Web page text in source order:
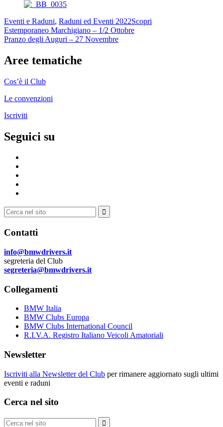
Eventi e Raduni, Raduni ed Eventi 2022Scopri
Navigazione
articoli
Estemporaneo Marchigiano – 1/2 Ottobre
Pranzo degli Auguri – 27 Novembre
Aree tematiche
Cos’è il Club
Le convenzioni
Iscriviti
Seguici su
Cerca:
Contatti
info@bmwdrivers.it
segreteria del Club
segreteria@bmwdrivers.it
Collegamenti
BMW Italia
BMW Clubs Europa
BMW Clubs International Council
R.I.V.A. Registro Italiano Veicoli Amatoriali
Newsletter
Iscriviti alla Newsletter del Club per rimanere aggiornato sugli ultimi
eventi e raduni
Cerca nel sito
Cerca: